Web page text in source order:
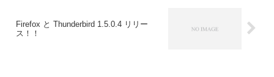
Firefox と Thunderbird 1.5.0.4 リリー
ス！！